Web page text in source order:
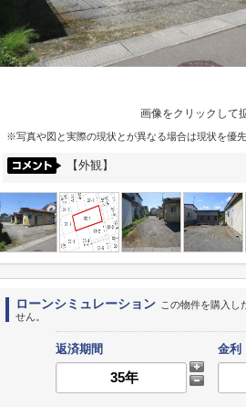
画像をクリックして
※写真や図と実際の現状とが異なる場合は現状を優先
【外観】
ローンシミュレーション この物件を購入し
せん。
返済期間 金利